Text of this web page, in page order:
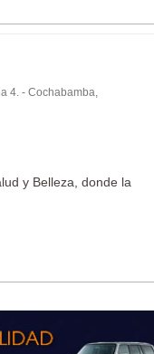
4. - Cochabamba,
y Belleza, donde la